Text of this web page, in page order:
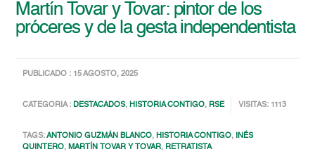
Martín Tovar y Tovar: pintor de los
próceres y de la gesta independentista
PUBLICADO : 15 AGOSTO, 2025
CATEGORIA :DESTACADOS,HISTORIA CONTIGO, RSE VISITAS: 1113
TAGS:ANTONIO GUZMÁN BLANCO,HISTORIA CONTIGO, INÉS
QUINTERO,MARTÍN TOVAR Y TOVAR, RETRATISTA